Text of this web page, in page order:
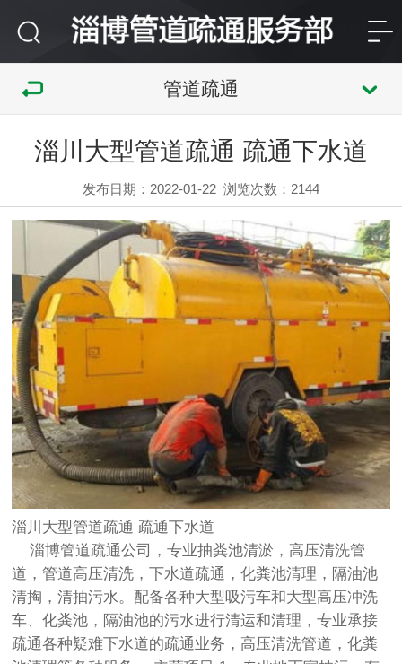
管道疏通
淄川大型管道疏通 疏通下水道
发布日期：2022-01-22 浏览次数： 2144
淄川大型管道疏通 疏通下水道
淄博管道疏通公司，专业抽粪池清淤，高压清洗管
道，管道高压清洗，下水道疏通，化粪池清理，隔油池
清掏，清抽污水。配备各种大型吸污车和大型高压冲洗
车、化粪池，隔油池的污水进行清运和清理，专业承接
疏通各种疑难下水道的疏通业务，高压清洗管道，化粪